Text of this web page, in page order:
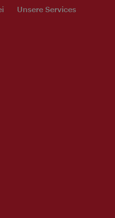
Unsere Services